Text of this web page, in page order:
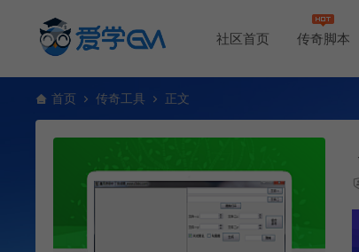
社区首页 传奇脚本
首页 传奇工具 正文